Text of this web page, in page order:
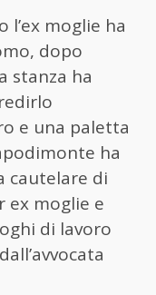
l’ex moglie ha
dopo
stanza ha
e una paletta
ha
cautelare di
ex moglie e
di lavoro